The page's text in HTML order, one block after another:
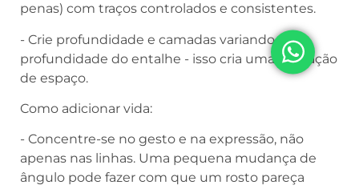
penas) com traços controlados e consistentes.
- Crie profundidade e camadas variando a
profundidade do entalhe - isso cria uma sensação
de espaço.
Como adicionar vida:
- Concentre-se no gesto e na expressão, não
apenas nas linhas. Uma pequena mudança de
ângulo pode fazer com que um rosto pareça